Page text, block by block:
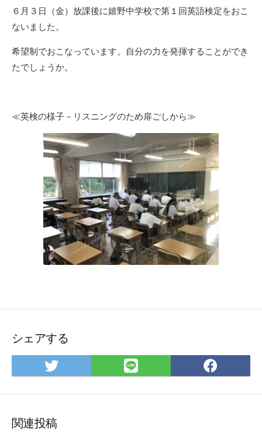
リ
ー
６月３日（金）放課後に嬉野中学校で第１回英語検定をおこ
ないました。
希望制でおこなっています。自分の力を発揮することができ
たでしょうか。
≪英検の様子－リスニングのため扉ごしから≫
シェアする
Twitter
で
LINE
で
で
関連投稿